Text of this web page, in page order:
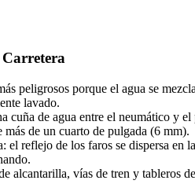
peligrosos porque el agua se
lavado.
cuña de agua entre el neumático y
más de un cuarto de pulgada (6 mm).
reflejo de los faros se dispersa en
alcantarilla, vías de tren y tableros